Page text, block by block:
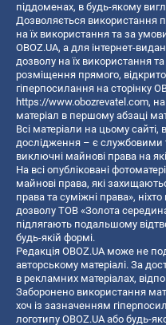
піддоменах, в будь-якому
Дозволяється використання
на їх використання та за
OBOZ.UA, а для інтернет-
дозволу на їх використання
розміщення прямого,
гіперпосилання на сторінку
https://www.obozrevatel.com,
матеріал в першому абзаці
Всі матеріали на цьому сайті,
дослідження – є службовими
виключні майнові права на
На всі опубліковані
майнові права, які
права та суміжні права»,
дозволу ТОВ «Золота
підлягають подальшому
будь-якій формі.
Редакція OBOZ.UA може не
авторському матеріалі. За
в рекламних матеріалах,
Заборонено використання
хоч із зазначенням
логотипу OBOZ.UA або будь-